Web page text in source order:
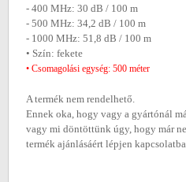
- 400 MHz: 30 dB / 100 m
- 500 MHz: 34,2 dB / 100 m
- 1000 MHz: 51,8 dB / 100 m
• Szín: fekete
• Csomagolási egység: 500 méter
A termék nem rendelhető.
Ennek oka, hogy vagy a gyártónál
vagy mi döntöttünk úgy, hogy már
termék ajánlásáért lépjen